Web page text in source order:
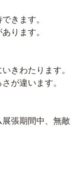
きます。
ります。
きわたります。
が違います。
張期間中、無敵